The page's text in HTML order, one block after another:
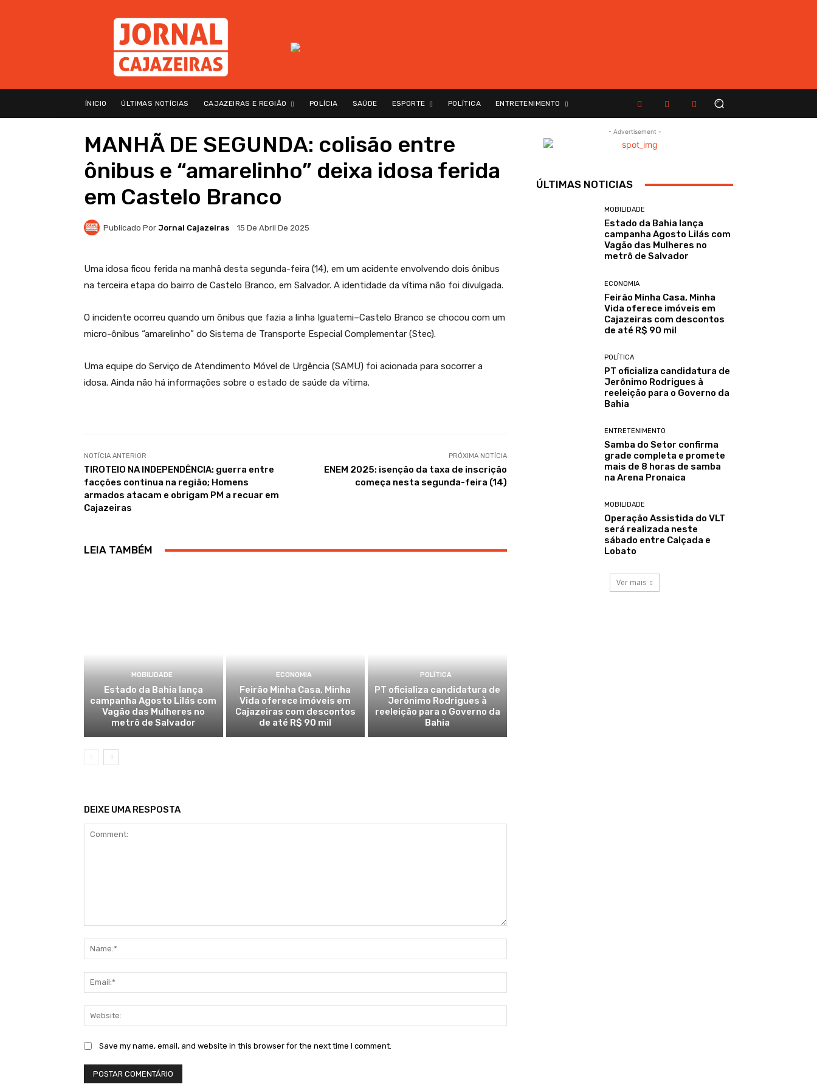
ÍNICIO ÚLTIMAS NOTÍCIAS CAJAZEIRAS E REGIÃO POLÍCIA SAÚDE ESPORTE POLÍTICA ENTRETENIMENTO
MANHÃ DE SEGUNDA: colisão entre
ônibus e “amarelinho” deixa idosa ferida
em Castelo Branco
Publicado Por Jornal Cajazeiras 15 De Abril De 2025
Uma idosa ficou ferida na manhã desta segunda-feira (14), em um acidente envolvendo dois ônibus
na terceira etapa do bairro de Castelo Branco, em Salvador. A identidade da vítima não foi divulgada.
O incidente ocorreu quando um ônibus que fazia a linha Iguatemi–Castelo Branco se chocou com um
micro-ônibus “amarelinho” do Sistema de Transporte Especial Complementar (Stec).
Uma equipe do Serviço de Atendimento Móvel de Urgência (SAMU) foi acionada para socorrer a
idosa. Ainda não há informações sobre o estado de saúde da vítima.
NOTÍCIA ANTERIOR
TIROTEIO NA INDEPENDÊNCIA: guerra entre
facções continua na região; Homens
armados atacam e obrigam PM a recuar em
Cajazeiras
PRÓXIMA NOTÍCIA
ENEM 2025: isenção da taxa de inscrição
começa nesta segunda-feira (14)
LEIA TAMBÉM
MOBILIDADE
Estado da Bahia lança
campanha Agosto Lilás com
Vagão das Mulheres no
metrô de Salvador
ECONOMIA
Feirão Minha Casa, Minha
Vida oferece imóveis em
Cajazeiras com descontos
de até R$ 90 mil
POLÍTICA
PT oficializa candidatura de
Jerônimo Rodrigues à
reeleição para o Governo da
Bahia
DEIXE UMA RESPOSTA
Save my name, email, and website in this browser for the next time I comment.
- Advertisement -
ÚLTIMAS NOTICIAS
MOBILIDADE
Estado da Bahia lança
campanha Agosto Lilás com
Vagão das Mulheres no
metrô de Salvador
ECONOMIA
Feirão Minha Casa, Minha
Vida oferece imóveis em
Cajazeiras com descontos
de até R$ 90 mil
POLÍTICA
PT oficializa candidatura de
Jerônimo Rodrigues à
reeleição para o Governo da
Bahia
ENTRETENIMENTO
Samba do Setor confirma
grade completa e promete
mais de 8 horas de samba
na Arena Pronaica
MOBILIDADE
Operação Assistida do VLT
será realizada neste
sábado entre Calçada e
Lobato
Ver mais